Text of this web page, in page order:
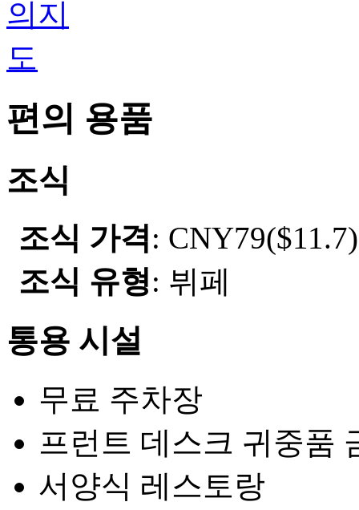
편의 용품
조식
조식 가격:
조식 유형: 뷔페
통용 시설
무료 주차장
프런트 데스크 귀중품
서양식 레스토랑